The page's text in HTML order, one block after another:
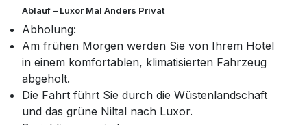
Ablauf – Luxor Mal Anders Privat
Abholung:
Am frühen Morgen werden Sie von Ihrem Hotel
in einem komfortablen, klimatisierten Fahrzeug
abgeholt.
Die Fahrt führt Sie durch die Wüstenlandschaft
und das grüne Niltal nach Luxor.